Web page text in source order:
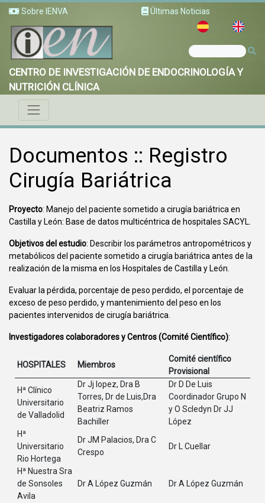
Sobre IENVA Últimas Noticias
CENTRO DE INVESTIGACIÓN DE ENDOCRINOLOGÍA Y
NUTRICIÓN CLÍNICA
Documentos :: Registro
Cirugía Bariátrica
Proyecto: Manejo del paciente sometido a cirugía bariátrica en
Castilla y León: Base de datos multicéntrica de hospitales SACYL.
Objetivos del estudio: Describir los parámetros antropométricos y
metabólicos del paciente sometido a cirugía bariátrica antes de la
realización de la misma en los Hospitales de Castilla y León.
Evaluar la pérdida, porcentaje de peso perdido, el porcentaje de
exceso de peso perdido, y mantenimiento del peso en los
pacientes intervenidos de cirugía bariátrica.
Investigadores colaboradores y Centros (Comité Científico):
HOSPITALES Miembros
Comité científico
Provisional
Hª Clínico
Universitario
de Valladolid
Dr Jj lopez, Dra B
Torres, Dr de Luis,Dra
Beatriz Ramos
Bachiller
Dr D De Luis
Coordinador Grupo N
y O Scledyn Dr JJ
López
Hª
Universitario
Rio Hortega
Dr JM Palacios, Dra C
Crespo
Dr L Cuellar
Hª Nuestra Sra
de Sonsoles
Avila
Dr A López Guzmán Dr A López Guzmán